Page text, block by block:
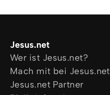
Jesus.net
Wer ist Jesus.net?
Mach mit bei Jesus.net
Jesus.net Partner